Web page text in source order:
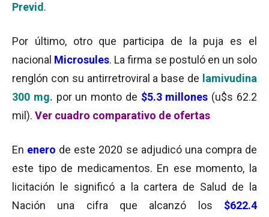
Previd .
Por último, otro que participa de la puja es el
nacional Microsules. La firma se postuló en un solo
renglón con su antirretroviral a base de lamivudina
300 mg. por un monto de $5.3 millones (u$s 62.2
mil). Ver cuadro comparativo de ofertas
En enero de este 2020 se adjudicó una compra de
este tipo de medicamentos. En ese momento, la
licitación le significó a la cartera de Salud de la
Nación una cifra que alcanzó los $622.4